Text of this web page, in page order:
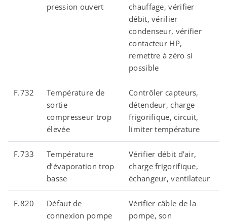
pression ouvert
chauffage, vérifier
débit, vérifier
condenseur, vérifier
contacteur HP,
remettre à zéro si
possible
F.732
Température de
sortie
compresseur trop
élevée
Contrôler capteurs,
détendeur, charge
frigorifique, circuit,
limiter température
F.733
Température
d’évaporation trop
basse
Vérifier débit d’air,
charge frigorifique,
échangeur, ventilateur
F.820
Défaut de
connexion pompe
Vérifier câble de la
pompe, son